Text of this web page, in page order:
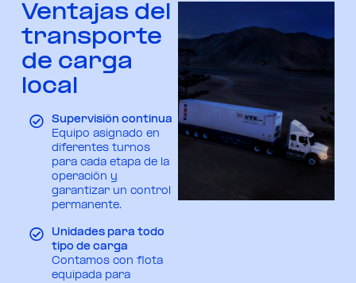
Ventajas del
transporte
de carga
local
Supervisión continua
Equipo asignado en
diferentes turnos
para cada etapa de la
operación y
garantizar un control
permanente.
Unidades para todo
tipo de carga
Contamos con flota
equipada para